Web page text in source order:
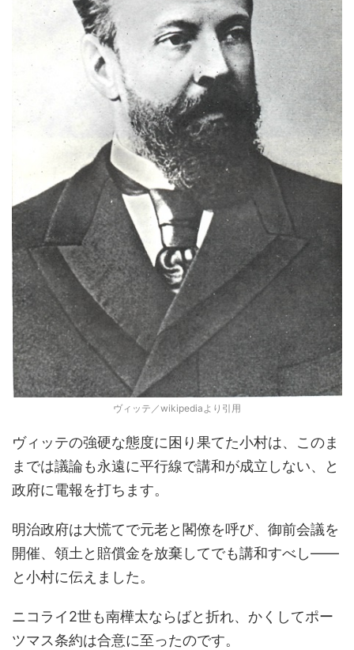
ヴィッテ／wikipediaより引用
ヴィッテの強硬な態度に困り果てた小村は、このま
までは議論も永遠に平行線で講和が成立しない、と
政府に電報を打ちます。
明治政府は大慌てで元老と閣僚を呼び、御前会議を
開催、領土と賠償金を放棄してでも講和すべし――
と小村に伝えました。
ニコライ2世も南樺太ならばと折れ、かくしてポー
ツマス条約は合意に至ったのです。